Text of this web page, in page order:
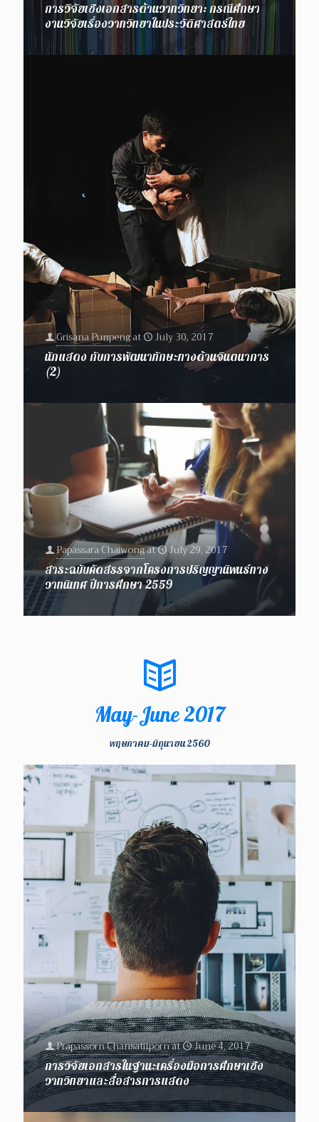
การวิจัยเชิงเอกสารด้านวาทวิทยา: กรณีศึกษา
งานวิจัยเรื่องวาทวิทยาในประวัติศาสตร์ไทย
Grisana Punpengat
July 30, 2017
นักแสดง กับการพัฒนาทักษะทางด้านจินตนาการ
(2)
Papassara Chaiwongat
July 29, 2017
สาระฉบับคัดสรรจากโครงการปริญญานิพนธ์ทาง
วาทนิเทศ ปีการศึกษา 2559
May-June 2017
พฤษภาคม-มิถุนายน 2560
Prapassorn Chansatitpornat
June 4, 2017
การวิจัยเอกสารในฐานะเครื่องมือการศึกษาเชิง
วาทวิทยาและสื่อสารการแสดง